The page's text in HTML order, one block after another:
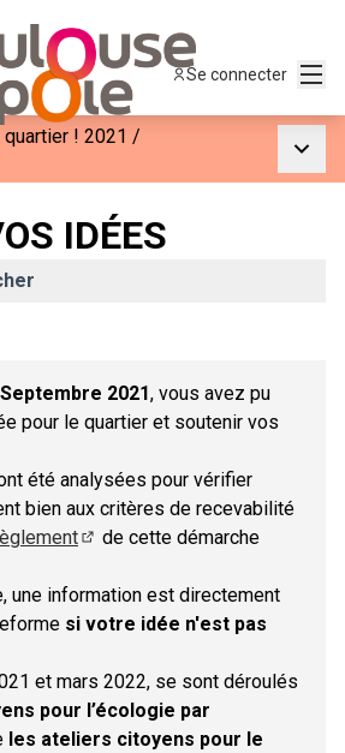
Se connecter
! 2021 /
IDÉES
2021, vous avez pu
pour le quartier et soutenir vos
été analysées pour vérifier
bien aux critères de recevabilité
de cette démarche
une information est directement
si votre idée n'est pas
et mars 2022, se sont déroulés
pour l’écologie par
les ateliers citoyens pour le